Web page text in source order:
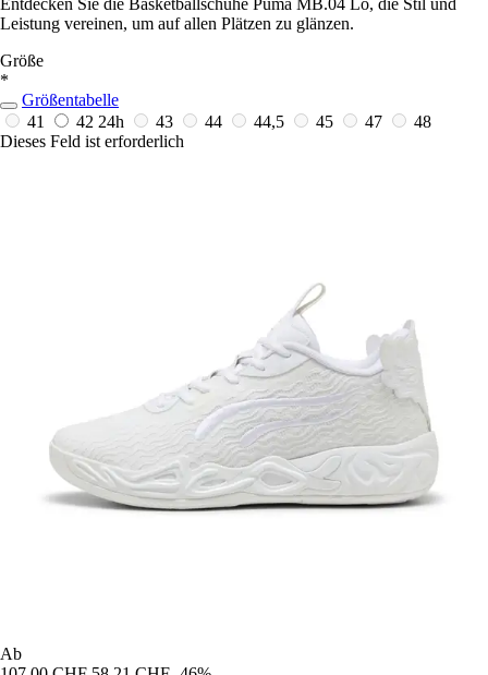
Entdecken Sie die Basketballschuhe Puma MB.04 Lo, die Stil und
Leistung vereinen, um auf allen Plätzen zu glänzen.
Größe
*
Größentabelle
41
42 24h 43 44 44,5 45 47
48
Dieses Feld ist erforderlich
Ab